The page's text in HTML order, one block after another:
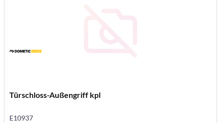
Türschloss-Außengriff kpl
E10937